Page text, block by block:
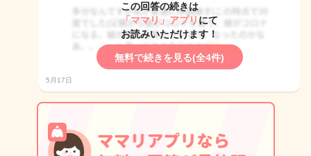
この回答の続きは
「ママリ」アプリ にて
お読みいただけます！
無料で続きを見る(全4件)
5月17日